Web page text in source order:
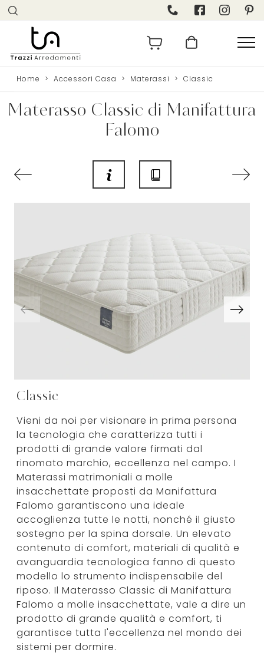
Home > Accessori Casa > Materassi > Classic
Materasso Classic di Manifattura
Falomo
Classic
Vieni da noi per visionare in prima persona
la tecnologia che caratterizza tutti i
prodotti di grande valore firmati dal
rinomato marchio, eccellenza nel campo. I
Materassi matrimoniali a molle
insacchettate proposti da Manifattura
Falomo garantiscono una ideale
accoglienza tutte le notti, nonché il giusto
sostegno per la spina dorsale. Un elevato
contenuto di comfort, materiali di qualità e
avanguardia tecnologica fanno di questo
modello lo strumento indispensabile del
riposo. Il Materasso Classic di Manifattura
Falomo a molle insacchettate, vale a dire un
prodotto di grande qualità e comfort, ti
garantisce tutta l'eccellenza nel mondo dei
sistemi per dormire.